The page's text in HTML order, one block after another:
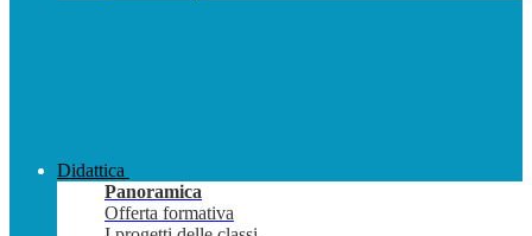
Didattica
Panoramica
Offerta formativa